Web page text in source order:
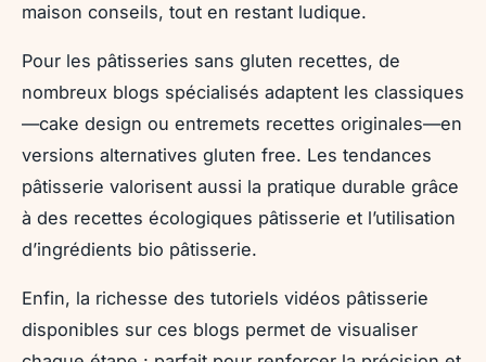
maison conseils, tout en restant ludique.
Pour les pâtisseries sans gluten recettes, de
nombreux blogs spécialisés adaptent les classiques
—cake design ou entremets recettes originales—en
versions alternatives gluten free. Les tendances
pâtisserie valorisent aussi la pratique durable grâce
à des recettes écologiques pâtisserie et l’utilisation
d’ingrédients bio pâtisserie.
Enfin, la richesse des tutoriels vidéos pâtisserie
disponibles sur ces blogs permet de visualiser